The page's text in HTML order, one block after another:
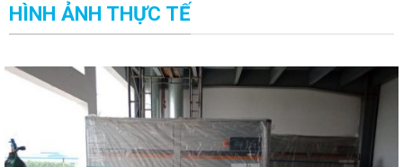
HÌNH ẢNH THỰC TẾ